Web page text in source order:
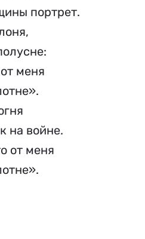
портрет.
меня
на войне.
от меня